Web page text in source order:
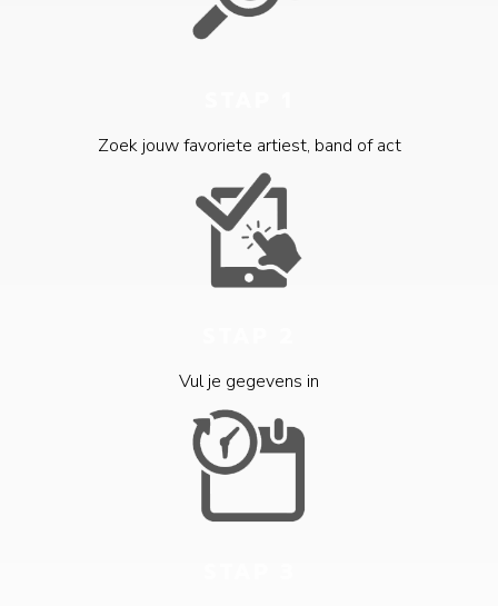
Zoek jouw favoriete artiest, band of act
Vul je gegevens in